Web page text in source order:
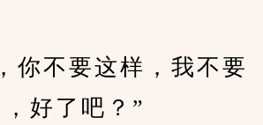
不要这样，我不要
好了吧？”